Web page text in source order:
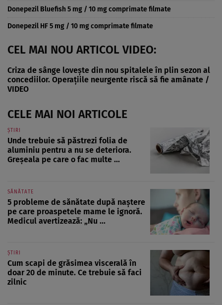
Donepezil Bluefish 5 mg / 10 mg comprimate filmate
Donepezil HF 5 mg / 10 mg comprimate filmate
CEL MAI NOU ARTICOL VIDEO:
Criza de sânge lovește din nou spitalele în plin sezon al
concediilor. Operațiile neurgente riscă să fie amânate /
VIDEO
CELE MAI NOI ARTICOLE
ȘTIRI
Unde trebuie să păstrezi folia de
aluminiu pentru a nu se deteriora.
Greșeala pe care o fac multe ...
SĂNĂTATE
5 probleme de sănătate după naștere
pe care proaspetele mame le ignoră.
Medicul avertizează: „Nu ...
ȘTIRI
Cum scapi de grăsimea viscerală în
doar 20 de minute. Ce trebuie să faci
zilnic